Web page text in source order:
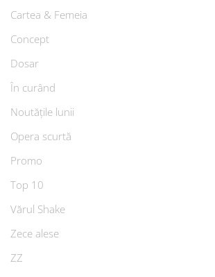
Cartea & Femeia
Concept
Dosar
În curând
Noutățile lunii
Opera scurtă
Promo
Top 10
Vărul Shake
Zece alese
ZZ